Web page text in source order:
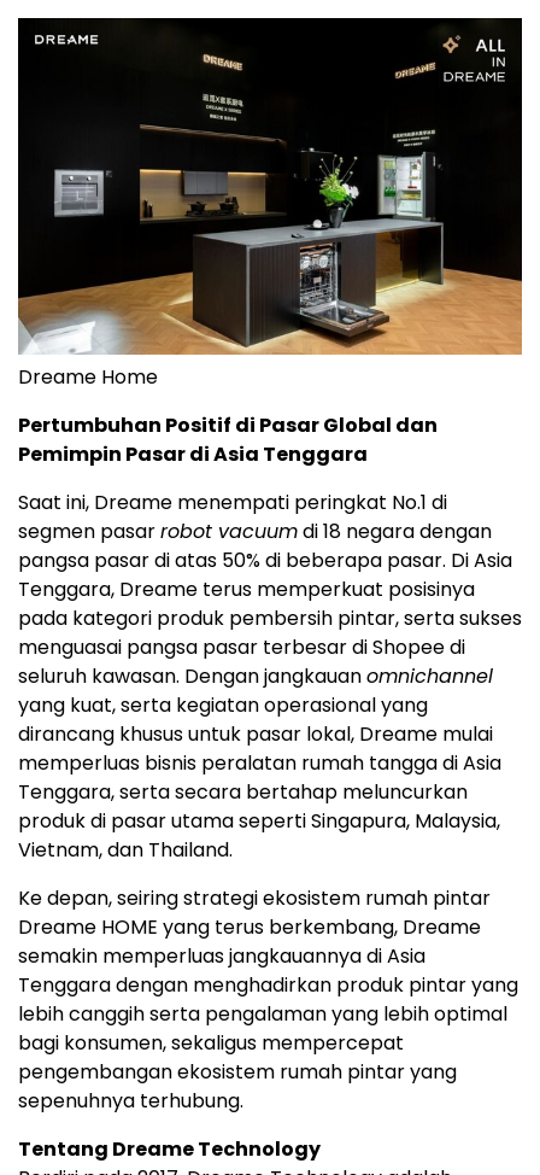
Dreame Home
Pertumbuhan Positif di Pasar Global dan
Pemimpin Pasar di Asia Tenggara
Saat ini, Dreame menempati peringkat No.1 di
segmen pasarrobot vacuumdi 18 negara dengan
pangsa pasar di atas 50% di beberapa pasar. Di Asia
Tenggara, Dreame terus memperkuat posisinya
pada kategori produk pembersih pintar, serta sukses
menguasai pangsa pasar terbesar di Shopee di
seluruh kawasan. Dengan jangkauanomnichannel
yang kuat, serta kegiatan operasional yang
dirancang khusus untuk pasar lokal, Dreame mulai
memperluas bisnis peralatan rumah tangga di Asia
Tenggara, serta secara bertahap meluncurkan
produk di pasar utama seperti Singapura, Malaysia,
Vietnam, dan Thailand.
Ke depan, seiring strategi ekosistem rumah pintar
Dreame HOME yang terus berkembang, Dreame
semakin memperluas jangkauannya di Asia
Tenggara dengan menghadirkan produk pintar yang
lebih canggih serta pengalaman yang lebih optimal
bagi konsumen, sekaligus mempercepat
pengembangan ekosistem rumah pintar yang
sepenuhnya terhubung.
Tentang Dreame Technology